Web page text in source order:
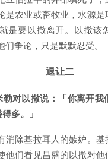
是农业或畜牧业，水源
是要以撒离开。以撒该
争论，只是默默忍受。
退让二
勒对以撒说：「你离开我
多。」
消除基拉耳人的嫉妒。基
他们看见昌盛的以撒对